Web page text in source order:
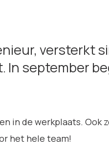
versterkt
In september
in de werkplaats. Ook
het hele team!